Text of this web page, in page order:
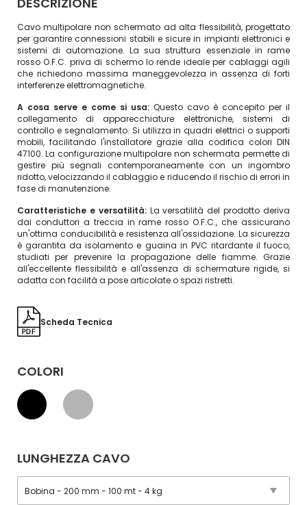
Cavo multipolare non schermato ad alta flessibilità, progettato
per garantire connessioni stabili e sicure in impianti elettronici e
sistemi di automazione. La sua struttura essenziale in rame
rosso O.F.C. priva di schermo lo rende ideale per cablaggi agili
che richiedono massima maneggevolezza in assenza di forti
interferenze elettromagnetiche.
A cosa serve e come si usa: Questo cavo è concepito per il
collegamento di apparecchiature elettroniche, sistemi di
controllo e segnalamento. Si utilizza in quadri elettrici o supporti
mobili, facilitando l'installatore grazie alla codifica colori DIN
47100. La configurazione multipolare non schermata permette di
gestire più segnali contemporaneamente con un ingombro
ridotto, velocizzando il cablaggio e riducendo il rischio di errori in
fase di manutenzione.
Caratteristiche e versatilità:La versatilità del prodotto deriva
dai conduttori a treccia in rame rosso O.F.C., che assicurano
un'ottima conducibilità e resistenza all'ossidazione. La sicurezza
è garantita da isolamento e guaina in PVC ritardante il fuoco,
studiati per prevenire la propagazione delle fiamme. Grazie
all'eccellente flessibilità e all'assenza di schermature rigide, si
adatta con facilità a pose articolate o spazi ristretti.
Scheda Tecnica
COLORI
LUNGHEZZA CAVO